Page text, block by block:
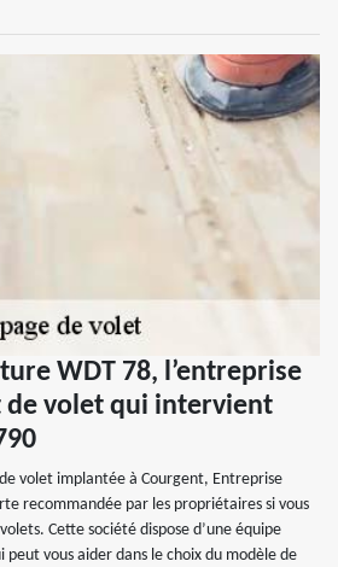
WDT 78, l’entreprise
de volet qui intervient
volet implantée à Courgent, Entreprise
recommandée par les propriétaires si vous
Cette société dispose d’une équipe
vous aider dans le choix du modèle de